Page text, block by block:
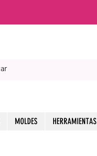
MOLDES HERRAMIENTAS